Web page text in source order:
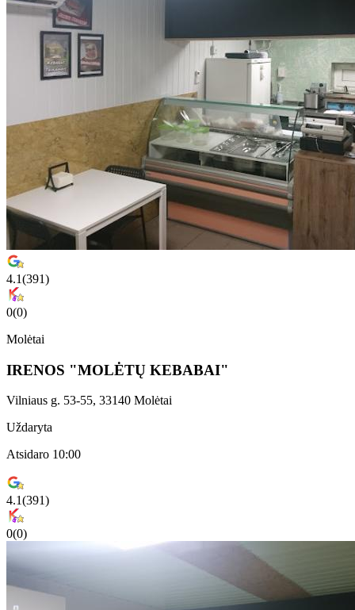
4.1(391)
0(0)
Molėtai
IRENOS "MOLĖTŲ KEBABAI"
Vilniaus g. 53-55, 33140 Molėtai
Uždaryta
Atsidaro 10:00
4.1(391)
0(0)